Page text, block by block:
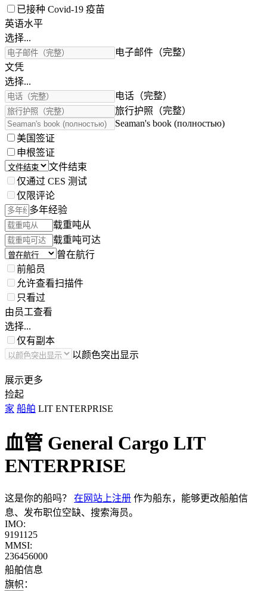
已接种 Covid-19 疫苗
英语水平
选择...
电子邮件（完整）
文凭
选择...
电话（完整）
旅行护照（完整）
Seaman's book (полностью)
美国签证
申根签证
文件结束
仅通过 CES 测试
仅限评论
多年经验
载重吨从
载重吨可达
曾在航行
前船员
允许查看扫描件
只看过
由员工查看
选择...
仅有副本
以颜色突出显示
展示更多
捡起
家 船舶 LIT ENTERPRISE
血管 General Cargo LIT
ENTERPRISE
这是你的船吗？ 在网站上注册 作为船东，能够更改船舶信
息、发布职位空缺、搜索海员。
IMO:
9191125
MMSI:
236456000
船舶信息
旗帜：